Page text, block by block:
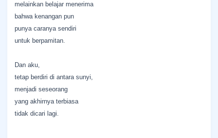
melainkan belajar menerima
bahwa kenangan pun
punya caranya sendiri
untuk berpamitan.
Dan aku,
tetap berdiri di antara sunyi,
menjadi seseorang
yang akhirnya terbiasa
tidak dicari lagi.